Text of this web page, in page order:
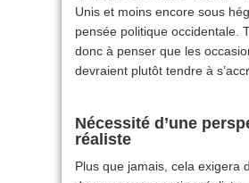
Unis et moins encore sous
pensée politique occidentale.
donc à penser que les
devraient plutôt tendre à
Nécessité d’une
réaliste
Plus que jamais, cela exigera